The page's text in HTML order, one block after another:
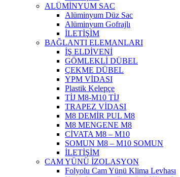
ALÜMİNYUM SAC
Alüminyum Düz Sac
Alüminyum Gofrajlı
İLETİŞİM
BAĞLANTI ELEMANLARI
İŞ ELDİVENİ
GÖMLEKLİ DÜBEL
ÇEKME DÜBEL
YPM VİDASI
Plastik Kelepçe
TİJ M8-M10 TİJ
TRAPEZ VİDASI
M8 DEMİR PUL M8
M8 MENGENE M8
CİVATA M8 – M10
SOMUN M8 – M10 SOMUN
İLETİŞİM
CAM YÜNÜ İZOLASYON
Folyolu Cam Yünü Klima Levhası